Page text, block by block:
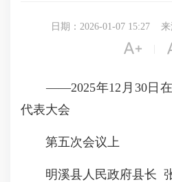
日期：2026-01-07 15:27

——2025年12月30日在
代表大会
第五次会议上
明溪县人民政府县长